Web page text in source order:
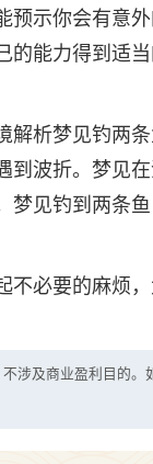
预示你会有意
的能力得到适
解析梦见钓两
到波折。梦见
梦见钓到两条
不必要的麻烦
涉及商业盈利目的。